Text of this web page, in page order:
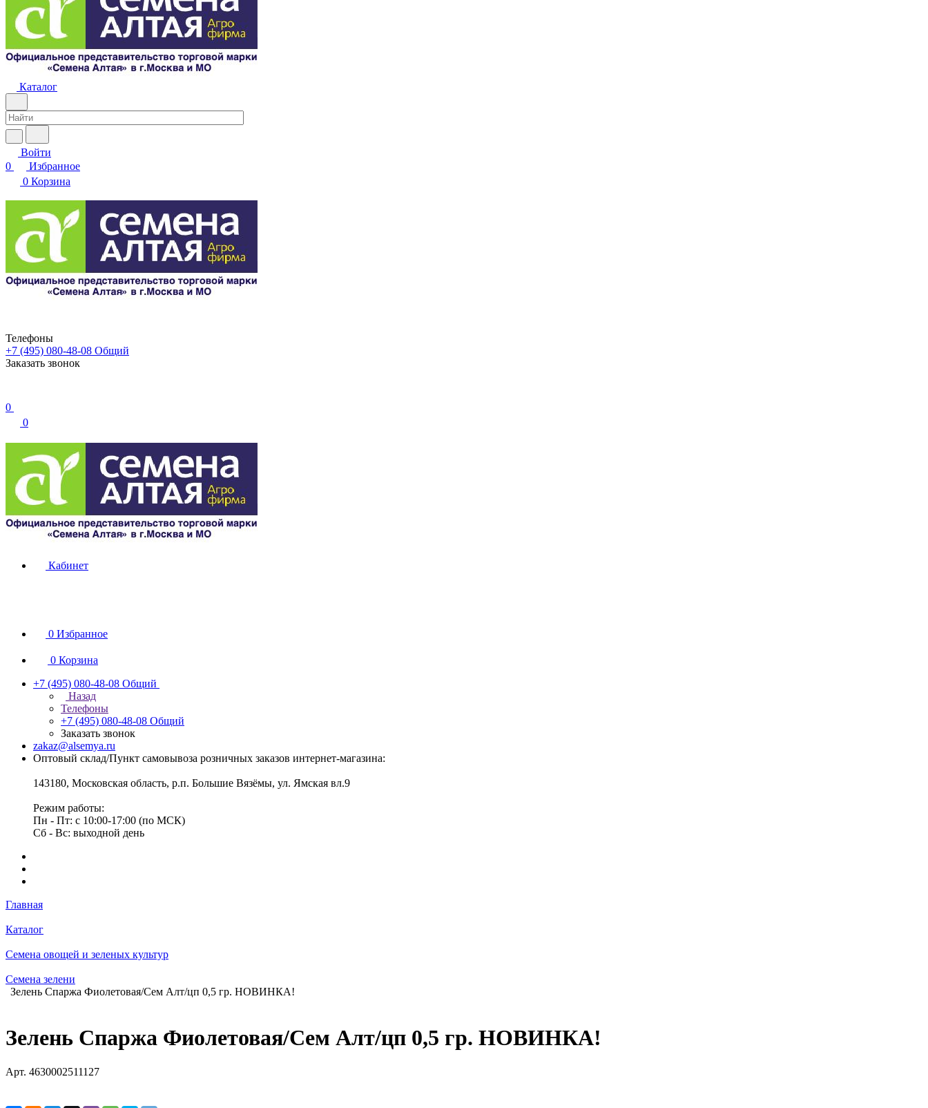
Каталог
Войти
0
Избранное
0 Корзина
Телефоны
+7 (495) 080-48-08 Общий
Заказать звонок
0
0
Кабинет
0 Избранное
0 Корзина
+7 (495) 080-48-08 Общий
Назад
Телефоны
+7 (495) 080-48-08 Общий
Заказать звонок
zakaz@alsemya.ru
Оптовый склад/Пункт самовывоза розничных заказов интернет-магазина:
143180, Московская область, р.п. Большие Вязёмы, ул. Ямская вл.9
Режим работы:
Пн - Пт: с 10:00-17:00 (по МСК)
Сб - Вс: выходной день
Главная
Каталог
Семена овощей и зеленых культур
Семена зелени
Зелень Спаржа Фиолетовая/Сем Алт/цп 0,5 гр. НОВИНКА!
Зелень Спаржа Фиолетовая/Сем Алт/цп 0,5 гр. НОВИНКА!
Арт. 4630002511127